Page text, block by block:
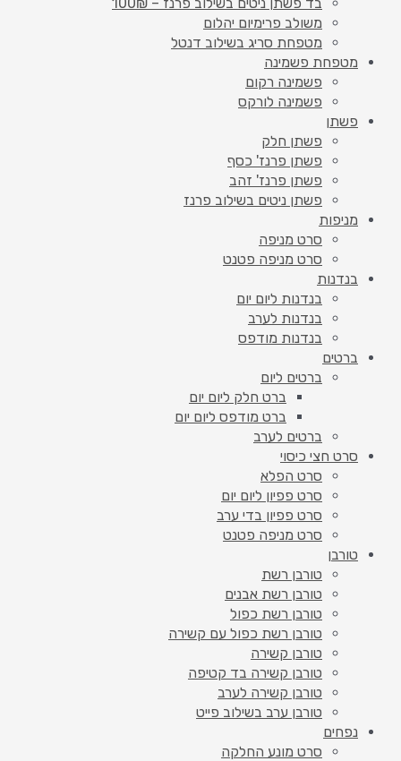
משולב פרימיום יהלום
מטפחת סריג בשילוב דנטל
מטפחת פשמינה
פשמינה רקום
פשמינה לורקס
פשתן
פשתן חלק
פשתן פרנז' כסף
פשתן פרנז' זהב
פשתן ניטים בשילוב פרנז
מניפות
סרט מניפה
סרט מניפה פטנט
בנדנות
בנדנות ליום יום
בנדנות לערב
בנדנות מודפס
ברטים
ברטים ליום
ברט חלק ליום יום
ברט מודפס ליום יום
ברטים לערב
סרט חצי כיסוי
סרט הפלא
סרט פפיון ליום יום
סרט פפיון בדי ערב
סרט מניפה פטנט
טורבן
טורבן רשת
טורבן רשת אבנים
טורבן רשת כפול
טורבן רשת כפול עם קשירה
טורבן קשירה
טורבן קשירה בד קטיפה
טורבן קשירה לערב
טורבן ערב בשילוב פייט
נפחים
סרט מונע החלקה